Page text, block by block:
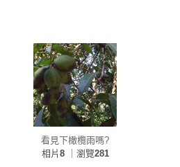
看見下橄欖雨嗎?
相片 8｜瀏覽281